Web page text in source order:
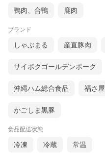
鴨肉、合鴨 鹿肉
ブランド
しゃぶまる 産直豚肉
サイボクゴールデンポーク
沖縄ハム総合食品 福さ屋
かごしま黒豚
食品配送状態
冷凍 冷蔵 常温